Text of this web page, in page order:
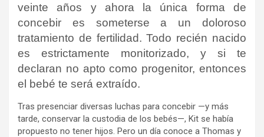
veinte años y ahora la única forma de
concebir es someterse a un doloroso
tratamiento de fertilidad. Todo recién nacido
es estrictamente monitorizado, y si te
declaran no apto como progenitor, entonces
el bebé te será extraído.
Tras presenciar diversas luchas para concebir —y más
tarde, conservar la custodia de los bebés—, Kit se había
propuesto no tener hijos. Pero un día conoce a Thomas y